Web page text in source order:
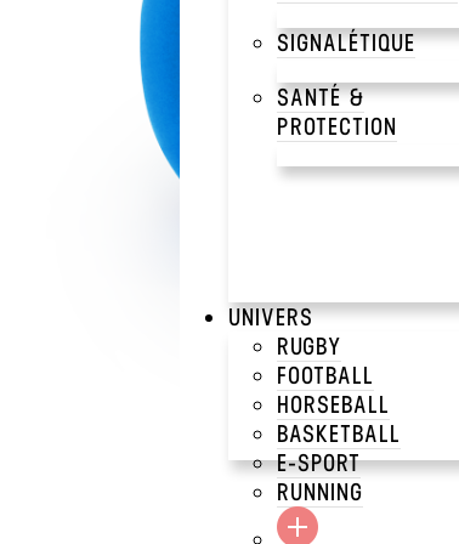
SIGNALÉTIQUE
SANTÉ &
PROTECTION
UNIVERS
RUGBY
FOOTBALL
HORSEBALL
BASKETBALL
E-SPORT
RUNNING